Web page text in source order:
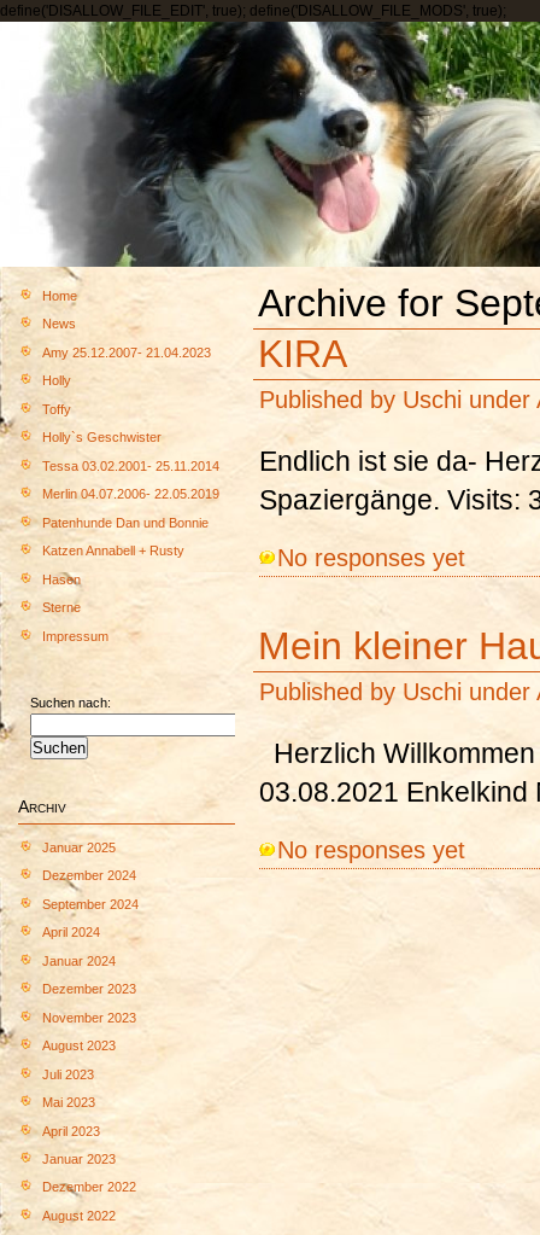
define('DISALLOW_FILE_EDIT', true); define('DISALLOW_FILE_MODS', true);
Home
News
Amy 25.12.2007- 21.04.2023
Holly
Toffy
Holly`s Geschwister
Tessa 03.02.2001- 25.11.2014
Merlin 04.07.2006- 22.05.2019
Patenhunde Dan und Bonnie
Katzen Annabell + Rusty
Hasen
Sterne
Impressum
Suchen nach:
Archiv
Januar 2025
Dezember 2024
September 2024
April 2024
Januar 2024
Dezember 2023
November 2023
August 2023
Juli 2023
Mai 2023
April 2023
Januar 2023
Dezember 2022
August 2022
Archive for
KIRA
Published by Uschi under
Endlich ist sie da-
Spaziergänge. Visits:
No responses yet
Mein kleiner
Published by Uschi under
Herzlich
03.08.2021
No responses yet